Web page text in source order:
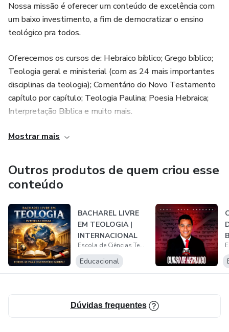
6. Conteúdo Abundante:
Com mais de 30 disciplinas, oferecemos videoaulas de alta
garantindo uma experiência de aprendizado abrangente e
eficaz.
7. Mentoria com o Professor Neto Andrade:
acadêmico, oferecemos mentoria gratuita com o Professor
WhatsApp. Aqui, você poderá esclarecer dúvidas, receber
orientações e compartilhar experiências com outros
8. Acesso Estendido: Desfrute do acesso ao conteúdo do
curso por DOIS E SEIS MESES, permitindo que revise os
materiais e aprofunde seus conhecimentos mesmo após a
conclusão do curso.
Médio em Teologia, você terá direito a uma carteirinha de
Nossa missão é oferecer um conteúdo de excelência com
um baixo investimento, a fim de democratizar o ensino
teológico pra todos.
Oferecemos os cursos de: Hebraico bíblico; Grego bíblico;
Teologia geral e ministerial (com as 24 mais importantes
disciplinas da teologia); Comentário do Novo Testamento
capítulo por capítulo; Teologia Paulina; Poesia Hebraica;
Interpretação Bíblica e muito mais.
Temos com diretor o prof. Neto Andrade, nacionalmente
Nossa equipe de professores é formada por grandes
especialistas do Brasil.
Mostrar mais
Outros produtos de quem criou esse
conteúdo
BACHAREL LIVRE
EM TEOLOGIA |
INTERNACIONAL
Escola de Ciências Teológicas - Prof. Neto Andrade
Educacional
Dúvidas frequentes